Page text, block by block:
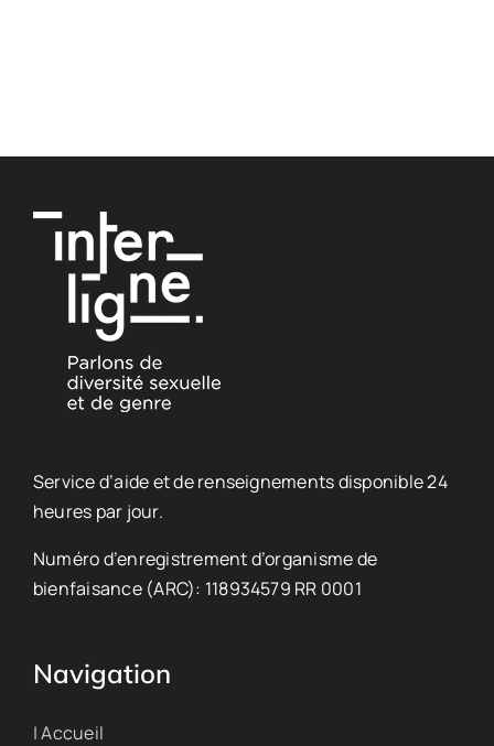
Service d’aide et de renseignements disponible 24
heures par jour.
Numéro d’enregistrement d’organisme de
bienfaisance (ARC): 118934579 RR 0001
Navigation
| Accueil